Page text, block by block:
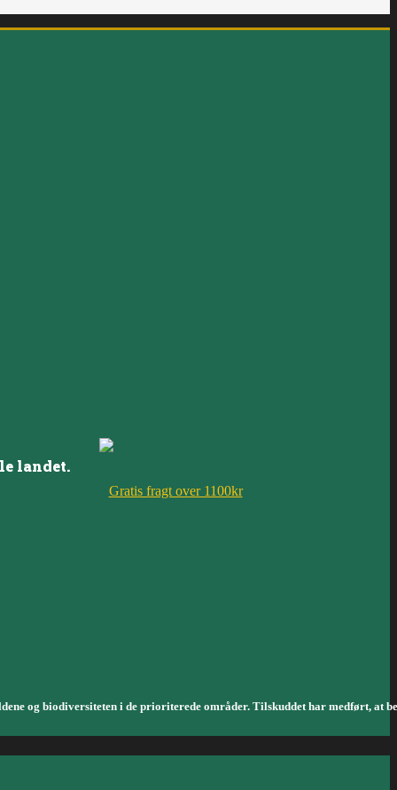
landet.
Gratis fragt over 1100kr
og biodiversiteten i de prioriterede områder. Tilskuddet har medført, at